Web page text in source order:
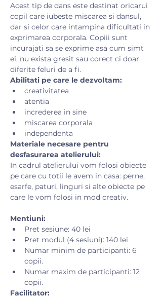
Acest tip de dans este destinat oricarui
copil care iubeste miscarea si dansul,
dar si celor care intampina dificultati in
exprimarea corporala. Copiii sunt
incurajati sa se exprime asa cum simt
ei, nu exista gresit sau corect ci doar
diferite feluri de a fi.
Abilitati pe care le dezvoltam:
creativitatea
atentia
increderea in sine
miscarea corporala
independenta
Materiale necesare pentru
desfasurarea atelierului:
​In cadrul atelierului vom folosi obiecte
pe care cu totii le avem in casa: perne,
esarfe, paturi, linguri si alte obiecte pe
care le vom folosi in mod creativ.​
Mentiuni:
Pret sesiune: 40 lei
Pret modul (4 sesiuni): 140 lei
Numar minim de participanti: 6
copii.
Numar maxim de participanti: 12
copii.
Facilitator: